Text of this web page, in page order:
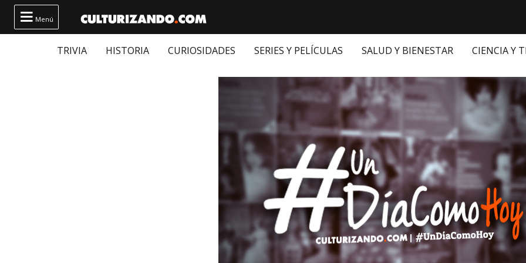
 Menú
TRIVIA HISTORIA CURIOSIDADES SERIES Y PELÍCULAS SALUD Y BIENESTAR CIENCIA Y